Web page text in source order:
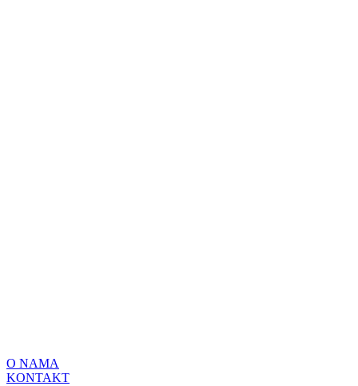
O NAMA
KONTAKT